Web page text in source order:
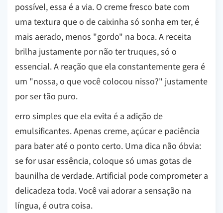
possível, essa é a via. O creme fresco bate com
uma textura que o de caixinha só sonha em ter, é
mais aerado, menos "gordo" na boca. A receita
brilha justamente por não ter truques, só o
essencial. A reação que ela constantemente gera é
um "nossa, o que você colocou nisso?" justamente
por ser tão puro.
erro simples que ela evita é a adição de
emulsificantes. Apenas creme, açúcar e paciência
para bater até o ponto certo. Uma dica não óbvia:
se for usar essência, coloque só umas gotas de
baunilha de verdade. Artificial pode comprometer a
delicadeza toda. Você vai adorar a sensação na
língua, é outra coisa.